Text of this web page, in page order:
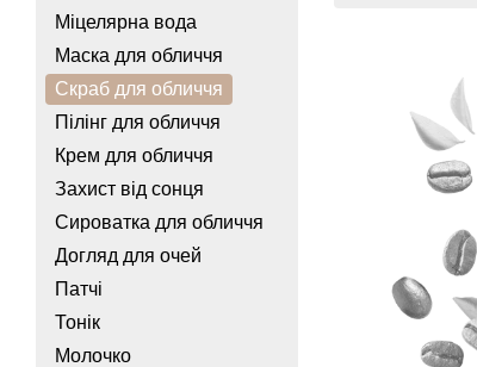
Міцелярна вода
Маска для обличчя
Скраб для обличчя
Пілінг для обличчя
Крем для обличчя
Захист від сонця
Сироватка для обличчя
Догляд для очей
Патчі
Тонік
Молочко